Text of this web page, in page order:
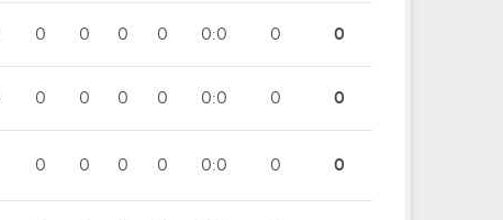
0 0 0 0 0:0 0 0
0 0 0 0 0:0 0 0
0 0 0 0 0:0 0 0